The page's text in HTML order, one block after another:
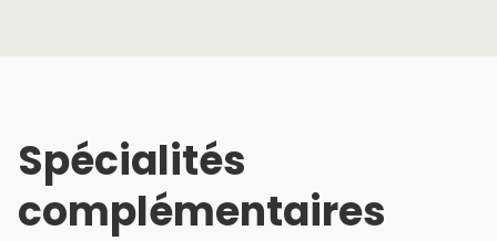
Spécialités
complémentaires